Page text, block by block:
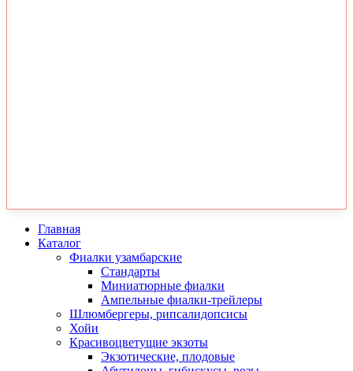
Главная
Каталог
Фиалки узамбарские
Стандарты
Миниатюрные фиалки
Ампельные фиалки-трейлеры
Шлюмбергеры, рипсалидопсисы
Хойи
Красивоцветущие экзоты
Экзотические, плодовые